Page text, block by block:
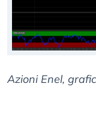
Azioni Enel,